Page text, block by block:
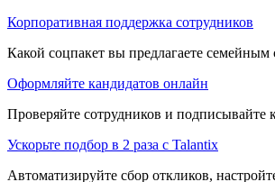
Корпоративная поддержка сотрудников
Какой соцпакет вы предлагаете семейным
Оформляйте кандидатов онлайн
Проверяйте сотрудников и подписывайте
Ускорьте подбор в 2 раза с Talantix
Автоматизируйте сбор откликов,